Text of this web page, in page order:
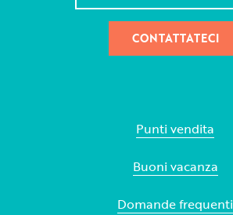
CONTATTATECI
Punti vendita
Buoni vacanza
Domande frequenti